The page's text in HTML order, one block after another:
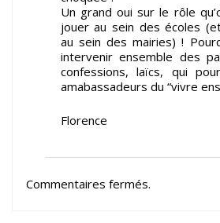
Un grand oui sur le rôle
jouer au sein des écoles
au sein des mairies) !
intervenir ensemble des
confessions, laïcs, qui
amabassadeurs du “vivre
Florence
Commentaires fermés.